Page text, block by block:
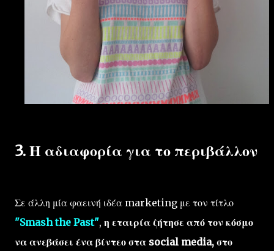
3. Η αδιαφορία για το περιβάλλον
Σε άλλη μία φαεινή ιδέα marketing με τον τίτλο
"Smash the Past", η εταιρία ζήτησε από τον κόσμο
να ανεβάσει ένα βίντεο στα social media, στο